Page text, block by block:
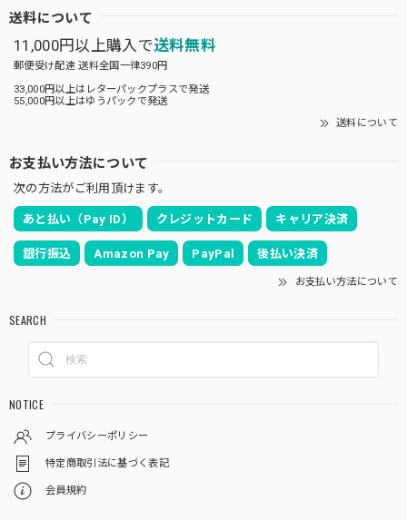
送料について
11,000円以上購入で送料無料
郵便受け配達 送料全国一律390円
33,000円以上はレターパックプラスで発送
55,000円以上はゆうパックで発送
送料について
お支払い方法について
次の方法がご利用頂けます。
あと払い（Pay ID） クレジットカード キャリア決済
銀行振込 Amazon Pay PayPal 後払い決済
お支払い方法について
SEARCH
NOTICE
プライバシーポリシー
特定商取引法に基づく表記
会員規約